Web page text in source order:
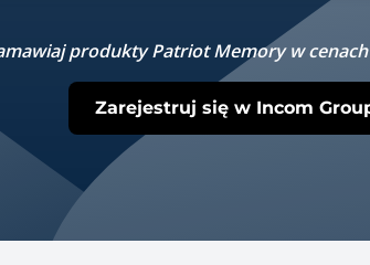
produkty Patriot Memory w
Zarejestruj się w Incom